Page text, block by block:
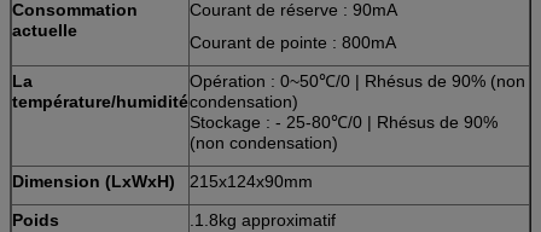
Consommation
actuelle
Courant de réserve : 90mA
Courant de pointe : 800mA
La
température/humidité
Opération : 0~50℃/0 | Rhésus de 90% (non
condensation)
Stockage : - 25-80℃/0 | Rhésus de 90%
(non condensation)
Dimension (LxWxH)
215x124x90mm
Poids
.1.8kg approximatif